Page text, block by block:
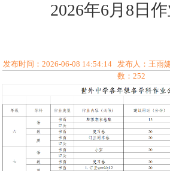
2026年6月8日
发布时间：2026-06-08 14:54:14 发布人：王
数：252